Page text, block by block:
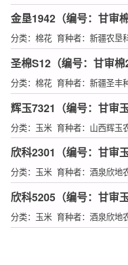
金垦1942（编号：甘审
分类：棉花 育种者：新疆农垦
圣棉S12（编号：甘审棉
分类：棉花 育种者：新疆圣丰
辉玉7321（编号：甘审
分类：玉米 育种者：山西辉玉
欣科2301（编号：甘审
分类：玉米 育种者：酒泉欣地
欣科5205（编号：甘审
分类：玉米 育种者：酒泉欣地